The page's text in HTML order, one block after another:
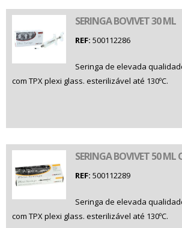
SERINGA BOVIVET 30 ML
REF: 500112286
Seringa de elevada
com TPX plexi glass. esterilizável até 130ºC.
SERINGA BOVIVET 50 ML
REF: 500112289
Seringa de elevada
com TPX plexi glass. esterilizável até 130ºC.